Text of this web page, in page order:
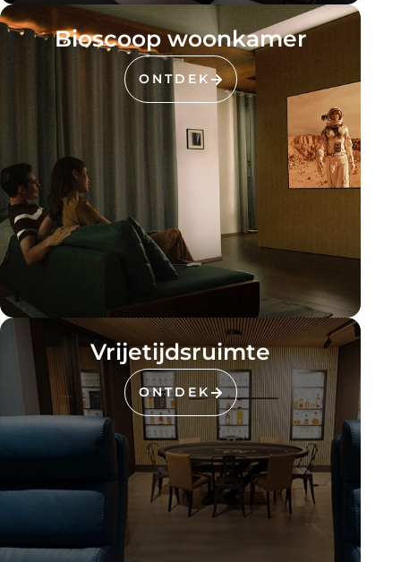
Bioscoop woonkamer
ONTDEK
Vrijetijdsruimte
ONTDEK